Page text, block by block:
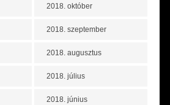
2018. október
2018. szeptember
2018. augusztus
2018. július
2018. június